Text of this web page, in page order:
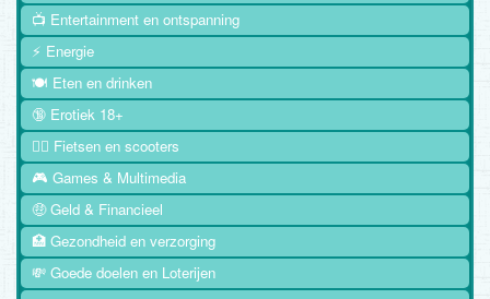
📺 Entertainment en ontspanning
⚡ Energie
🍽️ Eten en drinken
🔞 Erotiek 18+
🚴‍♂️ Fietsen en scooters
🎮 Games & Multimedia
🤑 Geld & Financieel
🏥 Gezondheid en verzorging
💸 Goede doelen en Loterijen